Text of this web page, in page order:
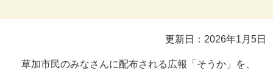
更新日：2026年1月5日
草加市民のみなさんに配布される広報「そうか」を、